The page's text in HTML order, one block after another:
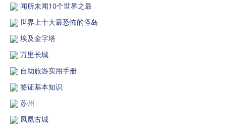
闻所未闻10个世界之最
世界上十大最恐怖的怪岛
埃及金字塔
万里长城
自助旅游实用手册
签证基本知识
苏州
凤凰古城